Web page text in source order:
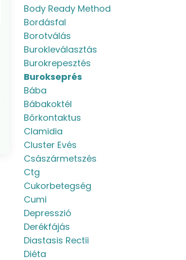
Body Ready Method
Bordásfal
Borotválás
Burokleválasztás
Burokrepesztés
Burokseprés
Bába
Bábakoktél
Bőrkontaktus
Clamidia
Cluster Evés
Császármetszés
Ctg
Cukorbetegség
Cumi
Depresszió
Derékfájás
Diastasis Rectii
Diéta